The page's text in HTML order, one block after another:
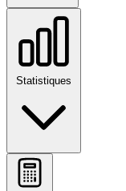
Statistiques